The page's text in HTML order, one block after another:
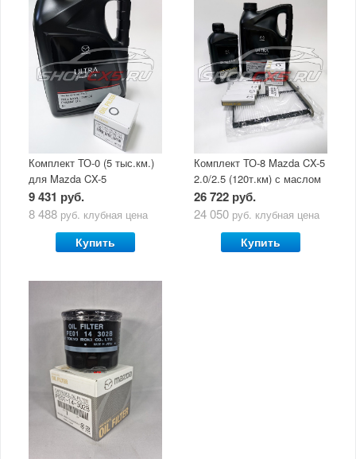
Комплект ТО-0 (5 тыс.км.)
для Mazda CX-5
(двигатель 2.0/2.5) с
маслом Mazda Original Oil
9 431 руб.
8 488 руб. клубная цена
Купить
Комплект ТО-8 Mazda CX-5
2.0/2.5 (120т.км) с маслом
Mazda Original Oil Ultra
5W30
26 722 руб.
24 050 руб. клубная цена
Купить